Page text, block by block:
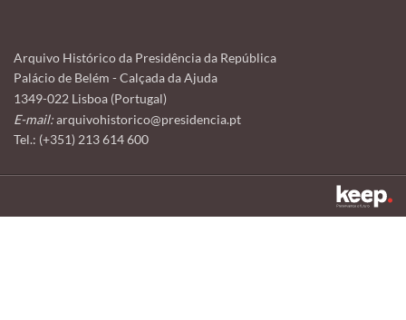
Arquivo Histórico da Presidência da República
Palácio de Belém - Calçada da Ajuda
1349-022 Lisboa (Portugal)
E-mail:arquivohistorico@presidencia.pt
Tel.: (+351) 213 614 600